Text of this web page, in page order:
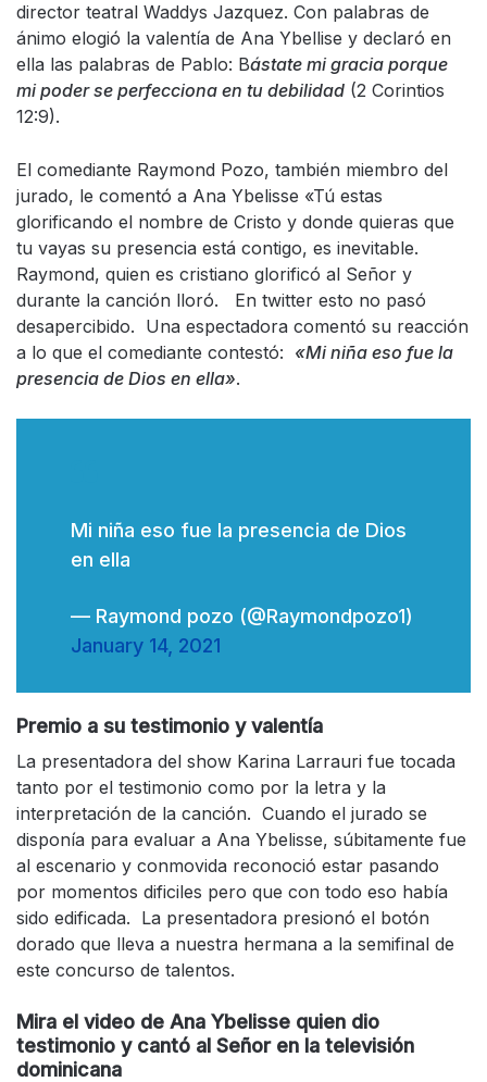
director teatral Waddys Jazquez. Con palabras de
ánimo elogió la valentía de Ana Ybellise y declaró en
ella las palabras de Pablo: Bástate mi gracia porque
mi poder se perfecciona en tu debilidad (2 Corintios
12:9).
El comediante Raymond Pozo, también miembro del
jurado, le comentó a Ana Ybelisse «Tú estas
glorificando el nombre de Cristo y donde quieras que
tu vayas su presencia está contigo, es inevitable.
Raymond, quien es cristiano glorificó al Señor y
durante la canción lloró. En twitter esto no pasó
desapercibido. Una espectadora comentó su reacción
a lo que el comediante contestó: «Mi niña eso fue la
presencia de Dios en ella».
Mi niña eso fue la presencia de Dios
en ella
— Raymond pozo (@Raymondpozo1)
January 14, 2021
Premio a su testimonio y valentía
La presentadora del show Karina Larrauri fue tocada
tanto por el testimonio como por la letra y la
interpretación de la canción. Cuando el jurado se
disponía para evaluar a Ana Ybelisse, súbitamente fue
al escenario y conmovida reconoció estar pasando
por momentos dificiles pero que con todo eso había
sido edificada. La presentadora presionó el botón
dorado que lleva a nuestra hermana a la semifinal de
este concurso de talentos.
Mira el video de Ana Ybelisse quien dio
testimonio y cantó al Señor en la televisión
dominicana